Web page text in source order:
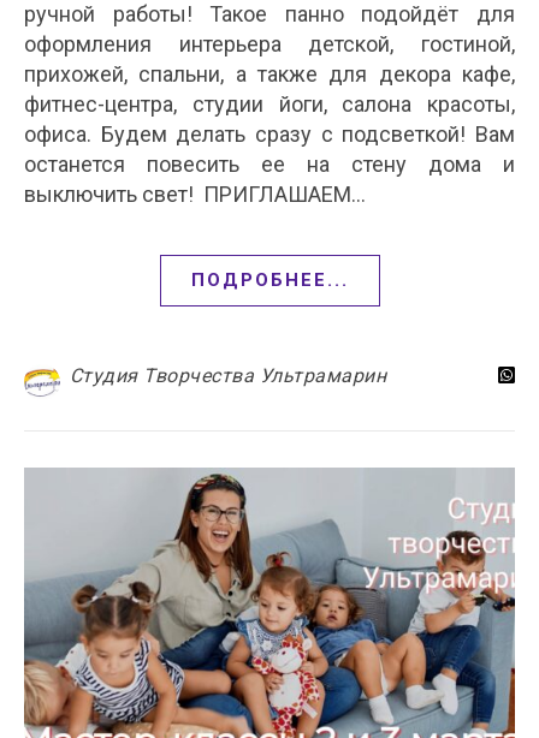
ручной работы! Такое панно подойдёт для
оформления интерьера детской, гостиной,
прихожей, спальни, а также для декора кафе,
фитнес-центра, студии йоги, салона красоты,
офиса. Будем делать сразу с подсветкой! Вам
останется повесить ее на стену дома и
выключить свет! ПРИГЛАШАЕМ…
ПОДРОБНЕЕ...
Студия Творчества Ультрамарин